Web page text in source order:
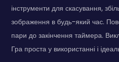
інструменти для скасування,
зображення в будь-який час.
пари до закінчення таймера.
Гра проста у використанні і